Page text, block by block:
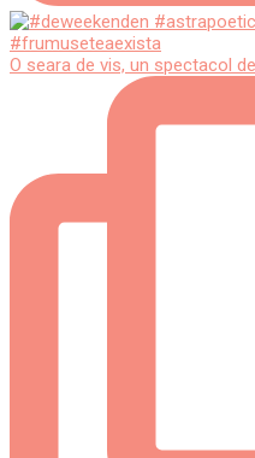
O seara de vis, un spectacol